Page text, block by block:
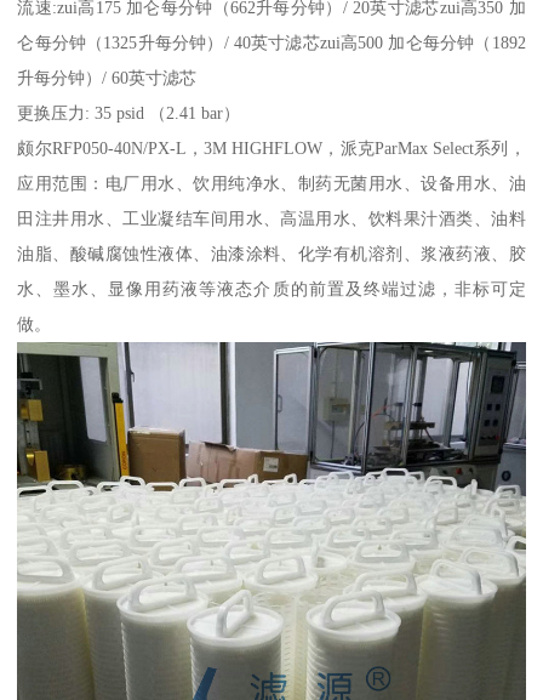
流速:zui高175 加仑每分钟（662升每分钟）/ 20英寸滤芯zui高350 加
仑每分钟（1325升每分钟）/ 40英寸滤芯zui高500 加仑每分钟（1892
升每分钟）/ 60英寸滤芯
更换压力: 35 psid （2.41 bar）
颇尔RFP050-40N/PX-L，3M HIGHFLOW，派克ParMax Select系列，
应用范围：电厂用水、饮用纯净水、制药无菌用水、设备用水、油
田注井用水、工业凝结车间用水、高温用水、饮料果汁酒类、油料
油脂、酸碱腐蚀性液体、油漆涂料、化学有机溶剂、浆液药液、胶
水、墨水、显像用药液等液态介质的前置及终端过滤，非标可定
做。